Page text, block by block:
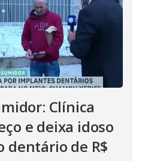
Clínica
e deixa idoso
de R$